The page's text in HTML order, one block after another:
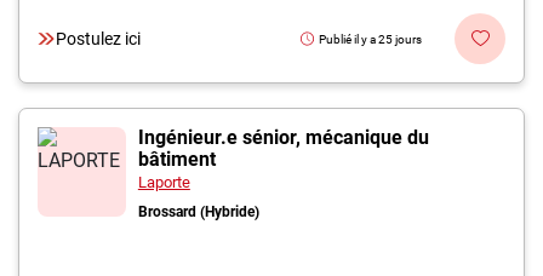
Postulez ici Publié il y a 25 jours
Ingénieur.e sénior, mécanique du
bâtiment
Laporte
Brossard (Hybride)